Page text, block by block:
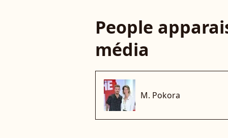
People
média
M. Pokora